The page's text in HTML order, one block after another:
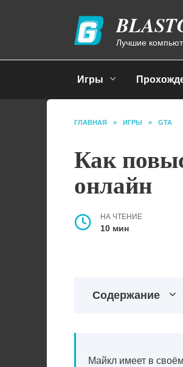
Лучшие
Игры
ГЛАВНАЯ » ИГРЫ » GTA
Как
онлайн
НА ЧТЕНИЕ
10 мин
Содержание
Майкл имеет в